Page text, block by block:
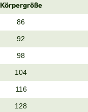
Körpergröße
86
92
98
104
116
128